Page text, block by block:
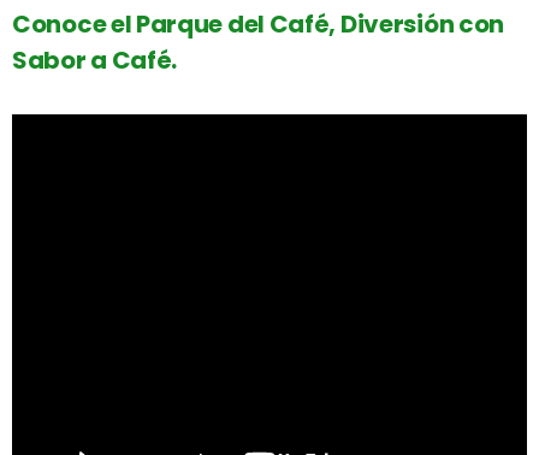
Conoce el Parque del Café, Diversión con
Sabor a Café.